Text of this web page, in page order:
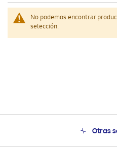
No podemos encontrar
selección.
Otras